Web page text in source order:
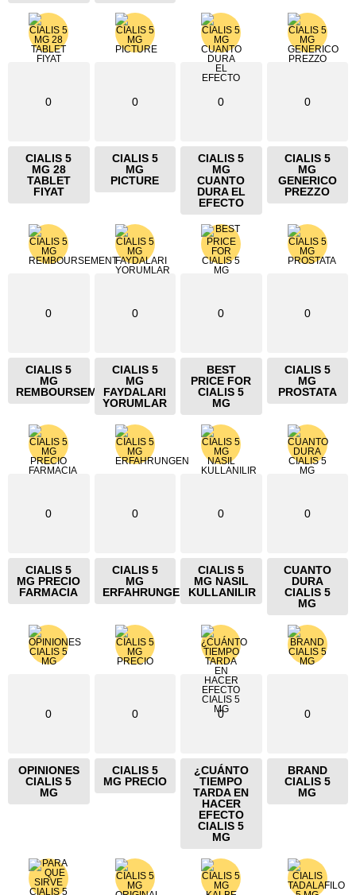
0
CIALIS 5
MG 28
TABLET
FIYAT
0
CIALIS 5
MG
PICTURE
0
CIALIS 5
MG
CUANTO
DURA EL
EFECTO
0
CIALIS 5
MG
GENERICO
PREZZO
0
CIALIS 5
MG
REMBOURSEMENT
0
CIALIS 5
MG
FAYDALARI
YORUMLAR
0
BEST
PRICE FOR
CIALIS 5
MG
0
CIALIS 5
MG
PROSTATA
0
CIALIS 5
MG PRECIO
FARMACIA
0
CIALIS 5
MG
ERFAHRUNGEN
0
CIALIS 5
MG NASIL
KULLANILIR
0
CUANTO
DURA
CIALIS 5
MG
0
OPINIONES
CIALIS 5
MG
0
CIALIS 5
MG PRECIO
0
¿CUÁNTO
TIEMPO
TARDA EN
HACER
EFECTO
CIALIS 5
MG
0
BRAND
CIALIS 5
MG